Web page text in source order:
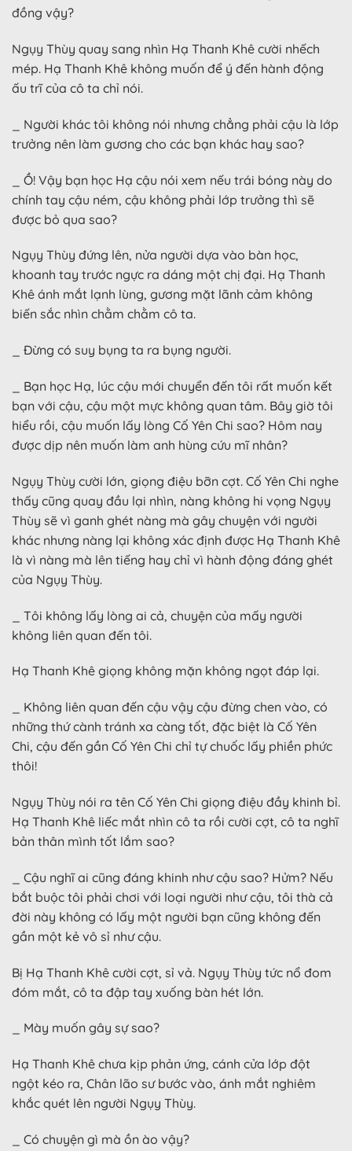
đồng vậy?
Ngụy Thùy quay sang nhìn Hạ Thanh Khê cười nhếch
mép. Hạ Thanh Khê không muốn để ý đến hành động
ấu trĩ của cô ta chỉ nói.
_ Người khác tôi không nói nhưng chẳng phải cậu là lớp
trưởng nên làm gương cho các bạn khác hay sao?
_ Ồ! Vậy bạn học Hạ cậu nói xem nếu trái bóng này do
chính tay cậu ném, cậu không phải lớp trưởng thì sẽ
được bỏ qua sao?
Ngụy Thùy đứng lên, nửa người dựa vào bàn học,
khoanh tay trước ngực ra dáng một chị đại. Hạ Thanh
Khê ánh mắt lạnh lùng, gương mặt lãnh cảm không
biến sắc nhìn chằm chằm cô ta.
_ Đừng có suy bụng ta ra bụng người.
_ Bạn học Hạ, lúc cậu mới chuyển đến tôi rất muốn kết
bạn với cậu, cậu một mực không quan tâm. Bây giờ tôi
hiểu rồi, cậu muốn lấy lòng Cố Yên Chi sao? Hôm nay
được dịp nên muốn làm anh hùng cứu mĩ nhân?
Ngụy Thùy cười lớn, giọng điệu bỡn cợt. Cố Yên Chi nghe
thấy cũng quay đầu lại nhìn, nàng không hi vọng Ngụy
Thùy sẽ vì ganh ghét nàng mà gây chuyện với người
khác nhưng nàng lại không xác định được Hạ Thanh Khê
là vì nàng mà lên tiếng hay chỉ vì hành động đáng ghét
của Ngụy Thùy.
_ Tôi không lấy lòng ai cả, chuyện của mấy người
không liên quan đến tôi.
Hạ Thanh Khê giọng không mặn không ngọt đáp lại.
_ Không liên quan đến cậu vậy cậu đừng chen vào, có
những thứ cành tránh xa càng tốt, đặc biệt là Cố Yên
Chi, cậu đến gần Cố Yên Chi chỉ tự chuốc lấy phiền phức
thôi!
Ngụy Thùy nói ra tên Cố Yên Chi giọng điệu đầy khinh bỉ.
Hạ Thanh Khê liếc mắt nhìn cô ta rồi cười cợt, cô ta nghĩ
bản thân mình tốt lắm sao?
_ Cậu nghĩ ai cũng đáng khinh như cậu sao? Hửm? Nếu
bắt buộc tôi phải chơi với loại người như cậu, tôi thà cả
đời này không có lấy một người bạn cũng không đến
gần một kẻ vô sỉ như cậu.
Bị Hạ Thanh Khê cười cợt, sỉ vả. Ngụy Thùy tức nổ đom
đóm mắt, cô ta đập tay xuống bàn hét lớn.
_ Mày muốn gây sự sao?
Hạ Thanh Khê chưa kịp phản ứng, cánh cửa lớp đột
ngột kéo ra, Chân lão sư bước vào, ánh mắt nghiêm
khắc quét lên người Ngụy Thùy.
_ Có chuyện gì mà ồn ào vậy?